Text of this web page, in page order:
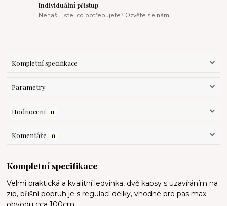
Individuální přistup
Nenašli jste, co potřebujete? Ozvěte se nám.
Kompletní specifikace
Parametry
Hodnocení 0
Komentáře 0
Kompletní specifikace
Velmi praktická a kvalitní ledvinka, dvě kapsy s uzavíráním na
zip, břišní popruh je s regulací délky, vhodné pro pas max